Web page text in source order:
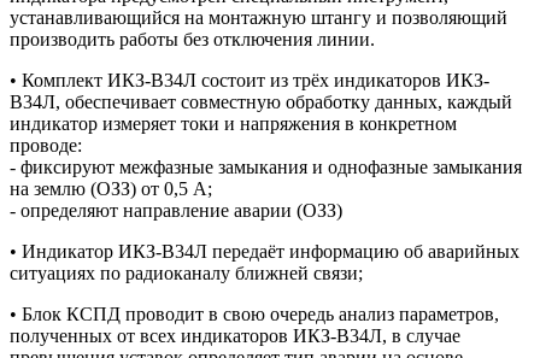
устанавливающийся на монтажную штангу и позволяющий
производить работы без отключения линии.
• Комплект ИКЗ-В34Л состоит из трёх индикаторов ИКЗ-
В34Л, обеспечивает совместную обработку данных, каждый
индикатор измеряет токи и напряжения в конкретном
проводе:
- фиксируют межфазные замыкания и однофазные замыкания
на землю (ОЗЗ) от 0,5 А;
- определяют направление аварии (ОЗЗ)
• Индикатор ИКЗ-В34Л передаёт информацию об аварийных
ситуациях по радиоканалу ближней связи;
• Блок КСПД проводит в свою очередь анализ параметров,
полученных от всех индикаторов ИКЗ-В34Л, в случае